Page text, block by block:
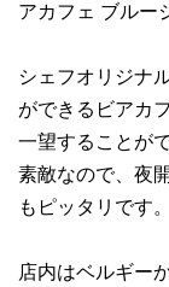
アカフェ ブルー
シェフオリジナ
ができるビアカ
一望することが
素敵なので、夜
もピッタリです。
店内はベルギー